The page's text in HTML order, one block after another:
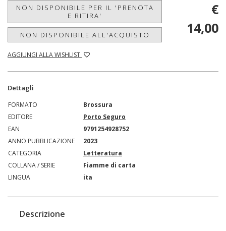
NON DISPONIBILE PER IL 'PRENOTA
E RITIRA'
NON DISPONIBILE ALL'ACQUISTO
AGGIUNGI ALLA WISHLIST
€
14,00
Dettagli
FORMATO
Brossura
EDITORE
Porto Seguro
EAN
9791254928752
ANNO PUBBLICAZIONE
2023
CATEGORIA
Letteratura
COLLANA / SERIE
Fiamme di carta
LINGUA
ita
Descrizione